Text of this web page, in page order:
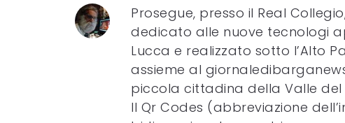
Prosegue, presso il Real
dedicato alle nuove tecnologi
Lucca e realizzato sotto l’Alto
assieme al
piccola cittadina della Valle del
Il Qr Codes (abbreviazione